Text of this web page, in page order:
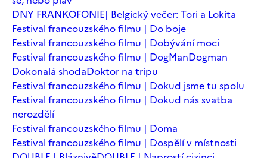
DNY FRANKOFONIE| Belgický večer: Tori a Lokita
Festival francouzského filmu | Do boje
Festival francouzského filmu | Dobývání moci
Festival francouzského filmu | DogManDogman
Dokonalá shodaDoktor na tripu
Festival francouzského filmu | Dokud jsme tu spolu
Festival francouzského filmu | Dokud nás svatba
nerozdělí
Festival francouzského filmu | Doma
Festival francouzského filmu | Dospělí v místnosti